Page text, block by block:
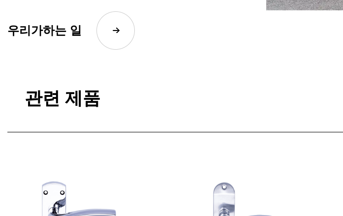
우리가하는 일
관련 제품